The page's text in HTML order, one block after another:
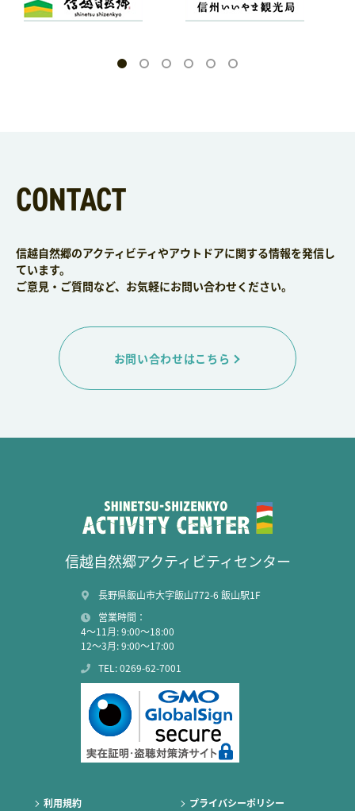
CONTACT
信越自然郷のアクティビティやアウトドアに関する情報を発信し
ています。
ご意見・ご質問など、お気軽にお問い合わせください。
お問い合わせはこちら
信越自然郷アクティビティセンター
長野県飯山市大字飯山772-6 飯山駅1F
営業時間：
4～11月: 9:00～18:00
12～3月: 9:00～17:00
TEL: 0269-62-7001
利用規約 プライバシーポリシー